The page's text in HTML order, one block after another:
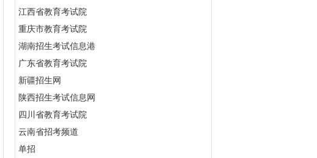
江西省教育考试院
重庆市教育考试院
湖南招生考试信息港
广东省教育考试院
新疆招生网
陕西招生考试信息网
四川省教育考试院
云南省招考频道
单招